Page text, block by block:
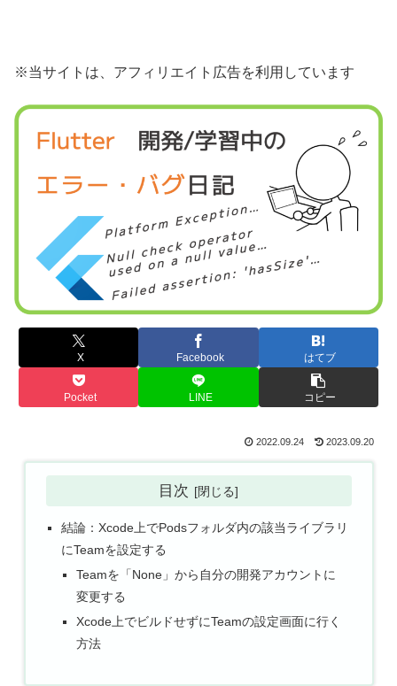
※当サイトは、アフィリエイト広告を利用しています
X Facebook はてブ
Pocket LINE コピー
2022.09.24 2023.09.20
目次
結論：Xcode上でPodsフォルダ内の該当ライブラリ
にTeamを設定する
Teamを「None」から自分の開発アカウントに
変更する
Xcode上でビルドせずにTeamの設定画面に行く
方法